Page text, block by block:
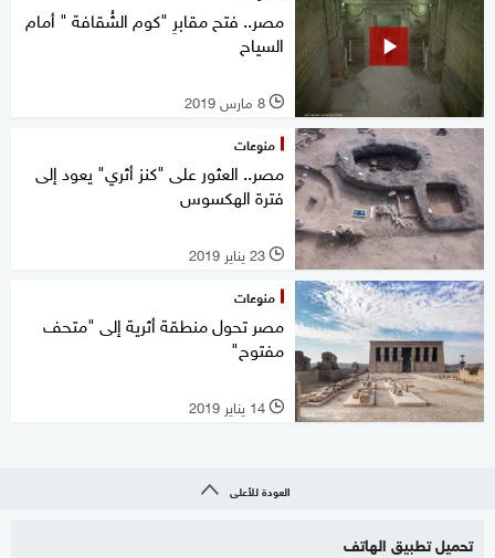
مصر.. فتح مقابرِ "كوم الشُقافة " أمام
السياح
l 8 مارس 2019
منوعات
مصر.. العثور على "كنز أثري" يعود إلى
فترة الهكسوس
l 23 يناير 2019
منوعات
مصر تحول منطقة أثرية إلى "متحف
مفتوح"
l 14 يناير 2019
العودة للأعلى
تحميل تطبيق الهاتف